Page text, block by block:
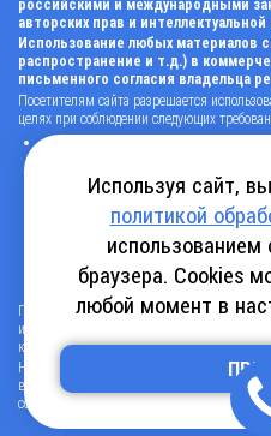
российскими и международными
авторских прав и
Использование любых материалов
распространение и т.д.) в
письменного согласия владельца
Посетителям сайта разрешается
целях при соблюдении следующих
поставить прямую активную
системами, т.е. запрещено применять
способы, нельзя использовать
все ссылки, имеющиеся в тексте
виде и быть прямыми и активными;
в случае регулярного использования
активная ссылка на ресурс должна
сайта (в любом видимом месте).
Посетителям сайта разрешается
информацию: бланки, анкеты, каталоги,
контактные телефоны и контактную
Нарушение вышеуказанных положений
влечет наступление гражданской,
соответствии с действующим
Используя сайт,
политикой
использованием
браузера. Cookies
любой момент в